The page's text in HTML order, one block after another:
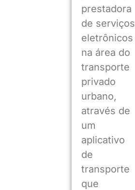
prestadora
de serviços
eletrônicos
na área do
transporte
privado
urbano,
através de
um
aplicativo
de
transporte
que